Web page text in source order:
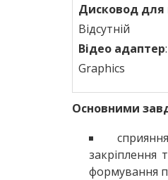
Дисковод для
Відсутній
Відео адаптер
Graphics
Основними
закріплення
формування